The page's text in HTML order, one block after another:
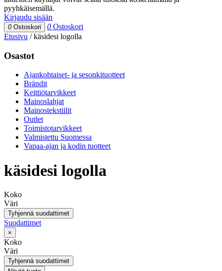
pyyhkäisemällä.
Kirjaudu sisään
0 Ostoskori 0 Ostoskori
Etusivu /käsidesi logolla
Osastot
Ajankohtaiset- ja sesonkituotteet
Brändit
Keittiötarvikkeet
Mainoslahjat
Mainostekstiilit
Outlet
Toimistotarvikkeet
Valmistettu Suomessa
Vapaa-ajan ja kodin tuotteet
käsidesi logolla
Koko
Väri
Tyhjennä suodattimet
Suodattimet
×
Koko
Väri
Tyhjennä suodattimet